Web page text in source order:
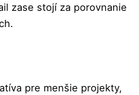
zase stojí za porovnanie
pre menšie projekty,